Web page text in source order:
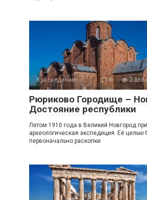
Краеведение 0 2 868
Рюриково Городище –
Достояние республики
Летом 1910 года в Великий Новгород
археологическая экспедиция. Её целью
первоначально раскопки